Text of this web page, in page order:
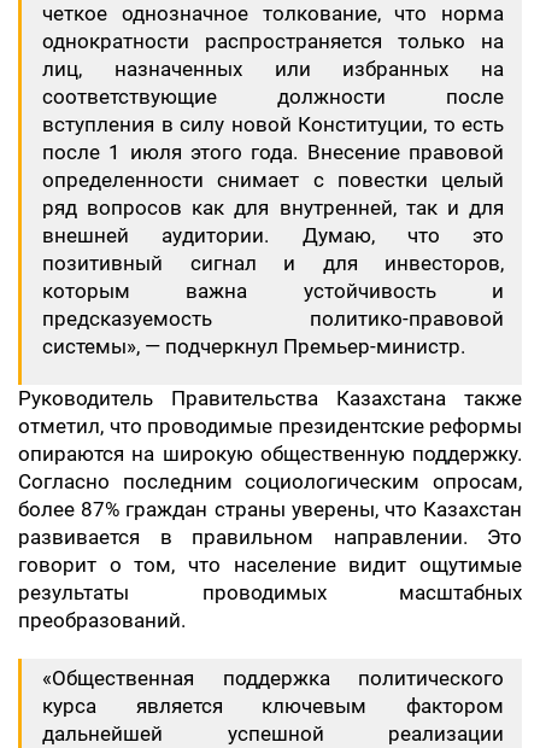
четкое однозначное толкование, что норма
однократности распространяется только на
лиц, назначенных или избранных на
соответствующие должности после
вступления в силу новой Конституции, то есть
после 1 июля этого года. Внесение правовой
определенности снимает с повестки целый
ряд вопросов как для внутренней, так и для
внешней аудитории. Думаю, что это
позитивный сигнал и для инвесторов,
которым важна устойчивость и
предсказуемость политико-правовой
системы», — подчеркнул Премьер-министр.
Руководитель Правительства Казахстана также
отметил, что проводимые президентские реформы
опираются на широкую общественную поддержку.
Согласно последним социологическим опросам,
более 87% граждан страны уверены, что Казахстан
развивается в правильном направлении. Это
говорит о том, что население видит ощутимые
результаты проводимых масштабных
преобразований.
«Общественная поддержка политического
курса является ключевым фактором
дальнейшей успешной реализации